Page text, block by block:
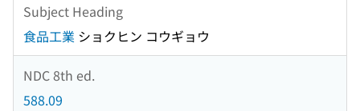
Subject Heading
食品工業 ショクヒン コウギョウ
NDC 8th ed.
588.09